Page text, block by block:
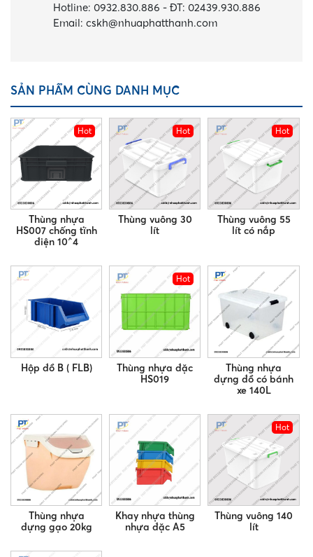
Hotline: 0932.830.886 -ĐT: 02439.930.886
Email:cskh@nhuaphatthanh.com
SẢN PHẨM CÙNG DANH MỤC
Hot
Thùng nhựa
HS007 chống tĩnh
điện 10^4
Hot
Thùng vuông 30
lít
Hot
Thùng vuông 55
lít có nắp
Hộp đồ B ( FLB)
Hot
Thùng nhựa đặc
HS019
Thùng nhựa
đựng đồ có bánh
xe 140L
Thùng nhựa
đựng gạo 20kg
Khay nhựa thùng
nhựa đặc A5
Hot
Thùng vuông 140
lít